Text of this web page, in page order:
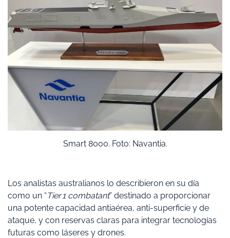
Smart 8000. Foto: Navantia.
Los analistas australianos lo describieron en su día
como un “ Tier 1 combatant” destinado a proporcionar
una potente capacidad antiaérea, anti-superficie y de
ataque, y con reservas claras para integrar tecnologías
futuras como láseres y drones.